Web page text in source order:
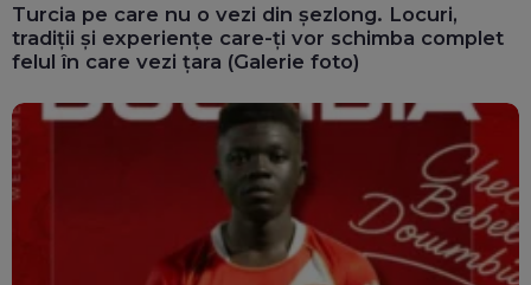
Turcia pe care nu o vezi din șezlong. Locuri,
tradiții și experiențe care-ți vor schimba complet
felul în care vezi țara (Galerie foto)